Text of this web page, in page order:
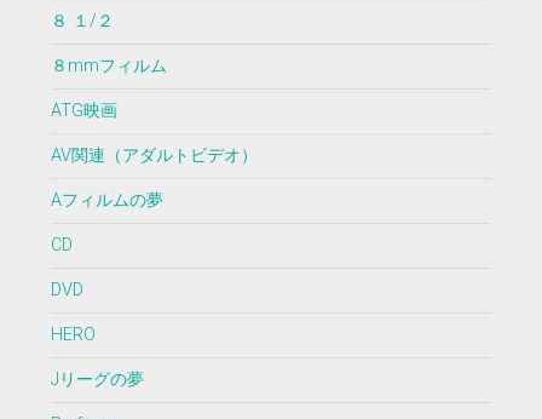
８ １/２
８mmフィルム
ATG映画
AV関連（アダルトビデオ）
Aフィルムの夢
CD
DVD
HERO
Jリーグの夢